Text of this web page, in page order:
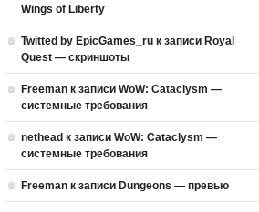
Wings of Liberty
Twitted by EpicGames_ru к записи Royal
Quest — скриншоты
Freeman к записи WoW: Cataclysm —
системные требования
nethead к записи WoW: Cataclysm —
системные требования
Freeman к записи Dungeons — превью